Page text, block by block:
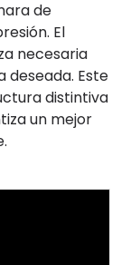
de
El
necesaria
Este
distintiva
un mejor